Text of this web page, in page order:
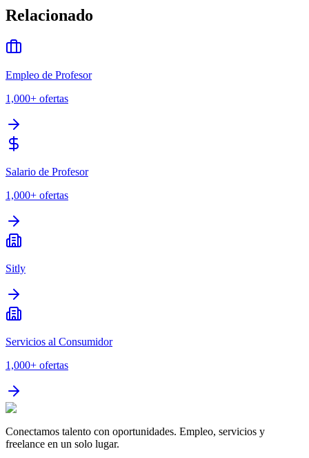
Relacionado
Empleo de Profesor
1,000+ ofertas
Salario de Profesor
1,000+ ofertas
Sitly
Servicios al Consumidor
1,000+ ofertas
Conectamos talento con oportunidades. Empleo, servicios y
freelance en un solo lugar.